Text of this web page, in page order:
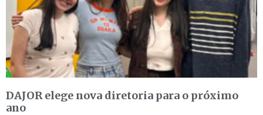
DAJOR elege nova diretoria para o próximo
ano